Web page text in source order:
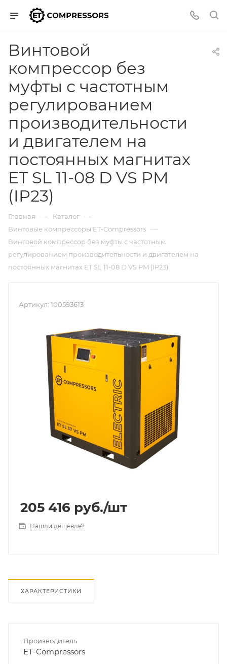
Винтовой
компрессор без
муфты с частотным
регулированием
производительности
и двигателем на
постоянных магнитах
ET SL 11-08 D VS PM
(IP23)
Главная — Каталог —
Винтовые компрессоры ET-Compressors —
Винтовой компрессор без муфты с частотным
регулированием производительности и двигателем на
постоянных магнитах ET SL 11-08 D VS PM (IP23)
Артикул: 100593613
205 416 руб./шт
Нашли дешевле?
ХАРАКТЕРИСТИКИ
Производитель
ET-Compressors